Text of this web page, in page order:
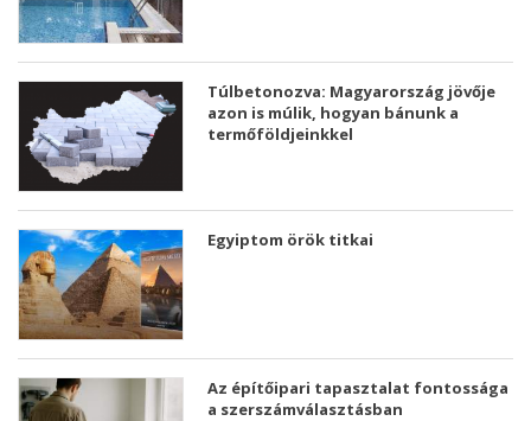
Túlbetonozva: Magyarország jövője
azon is múlik, hogyan bánunk a
termőföldjeinkkel
Egyiptom örök titkai
Az építőipari tapasztalat fontossága
a szerszámválasztásban